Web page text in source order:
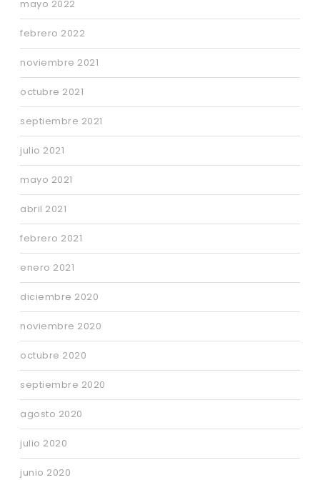
mayo 2022
febrero 2022
noviembre 2021
octubre 2021
septiembre 2021
julio 2021
mayo 2021
abril 2021
febrero 2021
enero 2021
diciembre 2020
noviembre 2020
octubre 2020
septiembre 2020
agosto 2020
julio 2020
junio 2020